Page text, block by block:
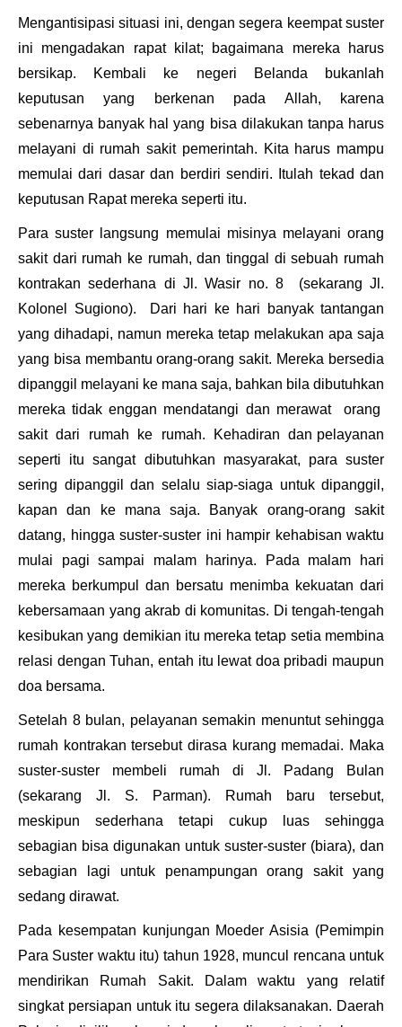
Mengantisipasi situasi ini, dengan segera keempat suster
ini mengadakan rapat kilat; bagaimana mereka harus
bersikap. Kembali ke negeri Belanda bukanlah
keputusan yang berkenan pada Allah, karena
sebenarnya banyak hal yang bisa dilakukan tanpa harus
melayani di rumah sakit pemerintah. Kita harus mampu
memulai dari dasar dan berdiri sendiri. Itulah tekad dan
keputusan Rapat mereka seperti itu.
Para suster langsung memulai misinya melayani orang
sakit dari rumah ke rumah, dan tinggal di sebuah rumah
kontrakan sederhana di Jl. Wasir no. 8 (sekarang Jl.
Kolonel Sugiono). Dari hari ke hari banyak tantangan
yang dihadapi, namun mereka tetap melakukan apa saja
yang bisa membantu orang-orang sakit. Mereka bersedia
dipanggil melayani ke mana saja, bahkan bila dibutuhkan
mereka tidak enggan mendatangi dan merawat orang
sakit dari rumah ke rumah. Kehadiran dan pelayanan
seperti itu sangat dibutuhkan masyarakat, para suster
sering dipanggil dan selalu siap-siaga untuk dipanggil,
kapan dan ke mana saja. Banyak orang-orang sakit
datang, hingga suster-suster ini hampir kehabisan waktu
mulai pagi sampai malam harinya. Pada malam hari
mereka berkumpul dan bersatu menimba kekuatan dari
kebersamaan yang akrab di komunitas. Di tengah-tengah
kesibukan yang demikian itu mereka tetap setia membina
relasi dengan Tuhan, entah itu lewat doa pribadi maupun
doa bersama.
Setelah 8 bulan, pelayanan semakin menuntut sehingga
rumah kontrakan tersebut dirasa kurang memadai. Maka
suster-suster membeli rumah di Jl. Padang Bulan
(sekarang Jl. S. Parman). Rumah baru tersebut,
meskipun sederhana tetapi cukup luas sehingga
sebagian bisa digunakan untuk suster-suster (biara), dan
sebagian lagi untuk penampungan orang sakit yang
sedang dirawat.
Pada kesempatan kunjungan Moeder Asisia (Pemimpin
Para Suster waktu itu) tahun 1928, muncul rencana untuk
mendirikan Rumah Sakit. Dalam waktu yang relatif
singkat persiapan untuk itu segera dilaksanakan. Daerah